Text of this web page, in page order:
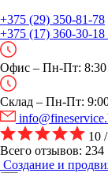
+375 (29) 350-81-78
+375 (17) 360-30-18
Офис – Пн-Пт: 8:30
Склад – Пн-Пт:
10
Всего отзывов: 234
Создание и